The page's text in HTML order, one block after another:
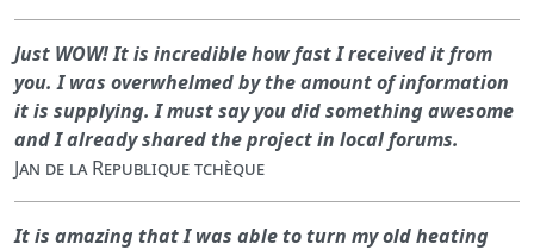
Just WOW! It is incredible how fast I received it from
you. I was overwhelmed by the amount of information
it is supplying. I must say you did something awesome
and I already shared the project in local forums.
Jan de la Republique tchèque
It is amazing that I was able to turn my old heating